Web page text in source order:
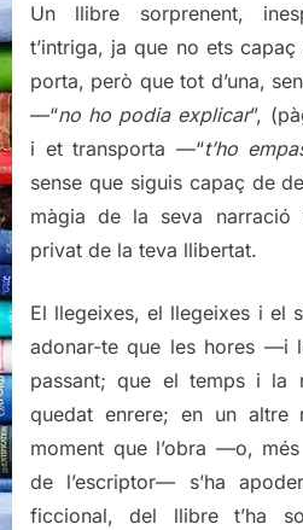
Un llibre sorprenent,
t’intriga, ja que no ets
porta, però que tot d’una,
—“no ho podia explicar”,
i et transporta —“t’ho
sense que siguis capaç de
màgia de la seva narració
privat de la teva llibertat.
El llegeixes, el llegeixes i el
adonar-te que les hores —i
passant; que el temps i la
quedat enrere; en un altre
moment que l’obra —o, més
de l’escriptor— s’ha
ficcional, del llibre t’ha